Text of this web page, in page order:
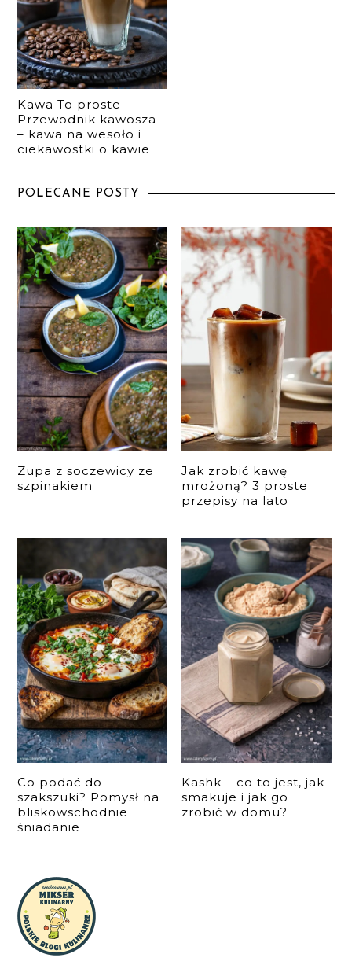
Kawa To proste
Przewodnik kawosza
– kawa na wesoło i
ciekawostki o kawie
POLECANE POSTY
Zupa z soczewicy ze
szpinakiem
Jak zrobić kawę
mrożoną? 3 proste
przepisy na lato
Co podać do
szakszuki? Pomysł na
bliskowschodnie
śniadanie
Kashk – co to jest, jak
smakuje i jak go
zrobić w domu?